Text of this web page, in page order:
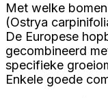
Met welke
(Ostrya
De Europese
gecombineerd
specifieke
Enkele goede